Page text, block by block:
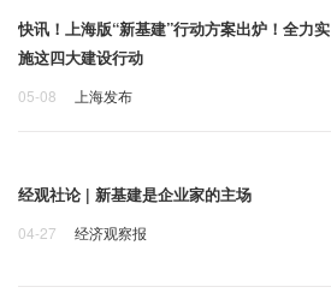
机 构
人 物
快速搜索
企业招聘
快讯！上海版“新基建”行动方案出炉！全力实
施这四大建设行动
05-08 上海发布
经观社论 | 新基建是企业家的主场
04-27 经济观察报